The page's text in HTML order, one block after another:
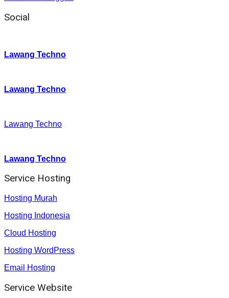
Social
Lawang Techno
Lawang Techno
Lawang Techno
Lawang Techno
Service Hosting
Hosting Murah
Hosting Indonesia
Cloud Hosting
Hosting WordPress
Email Hosting
Service Website